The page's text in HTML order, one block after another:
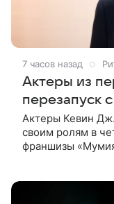
7 часов назад
Актеры из
перезапуск
Актеры Кевин
своим ролям в
франшизы